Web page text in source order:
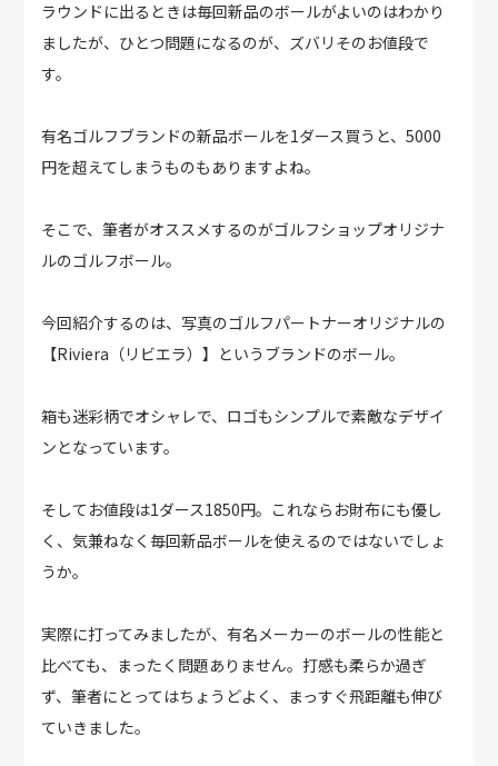
ラウンドに出るときは毎回新品のボールがよいのはわかり
ましたが、ひとつ問題になるのが、ズバリそのお値段で
す。
有名ゴルフブランドの新品ボールを1ダース買うと、5000
円を超えてしまうものもありますよね。
そこで、筆者がオススメするのがゴルフショップオリジナ
ルのゴルフボール。
今回紹介するのは、写真のゴルフパートナーオリジナルの
【Riviera（リビエラ）】というブランドのボール。
箱も迷彩柄でオシャレで、ロゴもシンプルで素敵なデザイ
ンとなっています。
そしてお値段は1ダース1850円。これならお財布にも優し
く、気兼ねなく毎回新品ボールを使えるのではないでしょ
うか。
実際に打ってみましたが、有名メーカーのボールの性能と
比べても、まったく問題ありません。打感も柔らか過ぎ
ず、筆者にとってはちょうどよく、まっすぐ飛距離も伸び
ていきました。